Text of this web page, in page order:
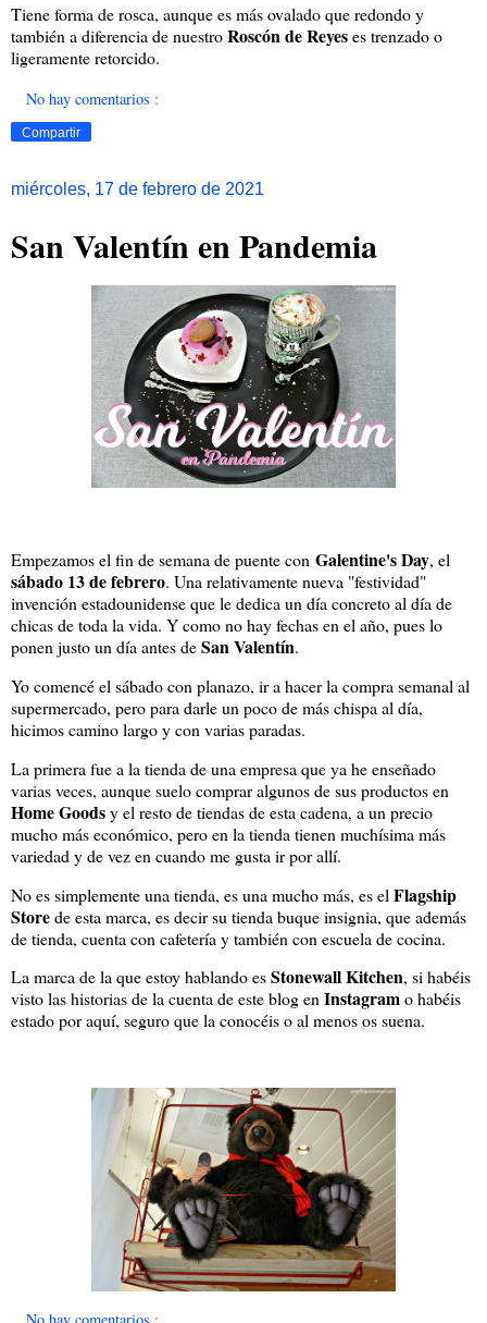
Tiene forma de rosca, aunque es más ovalado que redondo y
también a diferencia de nuestroRoscón de Reyeses trenzado o
ligeramente retorcido.
No hay comentarios :
Compartir
miércoles, 17 de febrero de 2021
San Valentín en Pandemia
Empezamos el fin de semana de puente con Galentine's Day, el
sábado 13 de febrero. Una relativamente nueva "festividad"
invención estadounidense que le dedica un día concreto al día de
chicas de toda la vida. Y como no hay fechas en el año, pues lo
ponen justo un día antes deSan Valentín.
Yo comencé el sábado con planazo, ir a hacer la compra semanal al
supermercado, pero para darle un poco de más chispa al día,
hicimos camino largo y con varias paradas.
La primera fue a la tienda de una empresa que ya he enseñado
varias veces, aunque suelo comprar algunos de sus productos en
Home Goodsy el resto de tiendas de esta cadena, a un precio
mucho más económico, pero en la tienda tienen muchísima más
variedad y de vez en cuando me gusta ir por allí.
No es simplemente una tienda, es una mucho más, es el Flagship
Storede esta marca, es decir su tienda buque insignia, que además
de tienda, cuenta con cafetería y también con escuela de cocina.
La marca de la que estoy hablando esStonewall Kitchen, si habéis
visto las historias de la cuenta de este blog enInstagramo habéis
estado por aquí, seguro que la conocéis o al menos os suena.